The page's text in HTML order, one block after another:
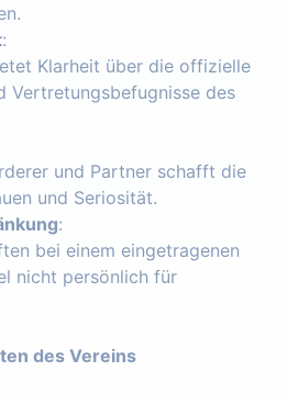
:
Klarheit über die offizielle
Vertretungsbefugnisse des
und Partner schafft die
und Seriosität.
:
bei einem eingetragenen
nicht persönlich für
des Vereins